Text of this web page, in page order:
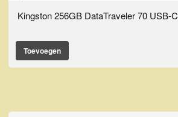
Kingston 256GB DataTraveler 70 USB-C
Toevoegen